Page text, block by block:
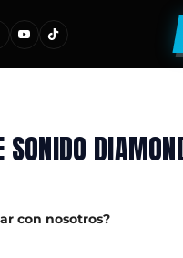
SONIDO
con nosotros?